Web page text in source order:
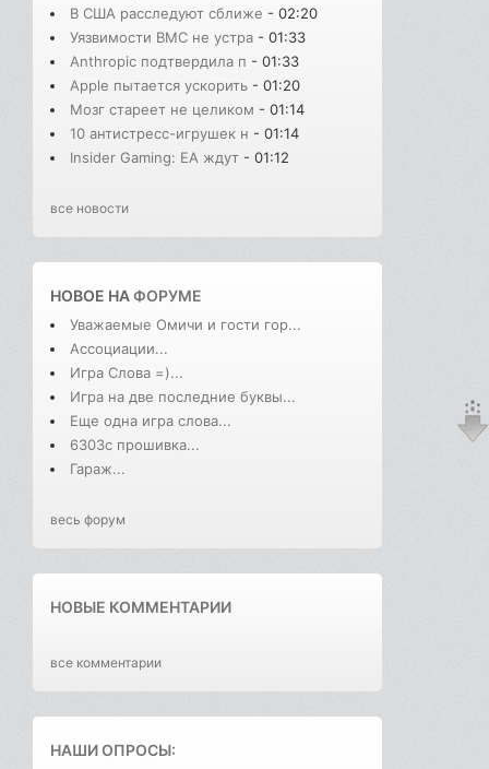
В США расследуют сближе - 02:20
Уязвимости BMC не устра - 01:33
Anthropic подтвердила п - 01:33
Apple пытается ускорить - 01:20
Мозг стареет не целиком - 01:14
10 антистресс-игрушек н - 01:14
Insider Gaming: EA ждут - 01:12
все новости
НОВОЕ НАФОРУМЕ
Уважаемые Омичи и гости гор...
Ассоциации...
Игра Слова =)...
Игра на две последние буквы...
Еще одна игра слова...
6303с прошивка...
Гараж...
весь форум
НОВЫЕ КОММЕНТАРИИ
все комментарии
НАШИ ОПРОСЫ: